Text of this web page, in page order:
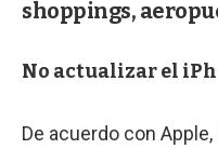
shoppings,
No actualizar el
De acuerdo con